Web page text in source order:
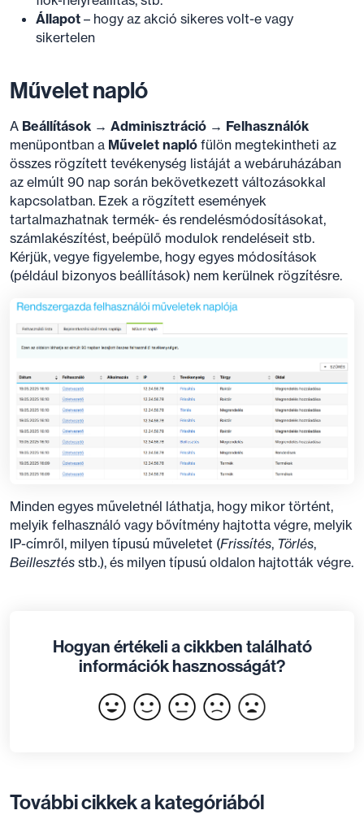
Állapot – hogy az akció sikeres volt-e vagy
sikertelen
Művelet napló
A Beállítások → Adminisztráció → Felhasználók
menüpontban a Művelet napló fülön megtekintheti az
összes rögzített tevékenység listáját a webáruházában
az elmúlt 90 nap során bekövetkezett változásokkal
kapcsolatban. Ezek a rögzített események
tartalmazhatnak termék- és rendelésmódosításokat,
számlakészítést, beépülő modulok rendeléseit stb.
Kérjük, vegye figyelembe, hogy egyes módosítások
(például bizonyos beállítások) nem kerülnek rögzítésre.
Minden egyes műveletnél láthatja, hogy mikor történt,
melyik felhasználó vagy bővítmény hajtotta végre, melyik
IP-címről, milyen típusú műveletet (Frissítés, Törlés,
Beillesztés stb.), és milyen típusú oldalon hajtották végre.
Hogyan értékeli a cikkben található
információk hasznosságát?
További cikkek a kategóriából